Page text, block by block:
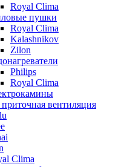
Royal Clima
пушки
Royal Clima
Kalashnikov
Zilon
Philips
Royal Clima
вентиляция
Clima